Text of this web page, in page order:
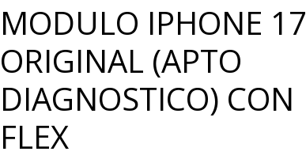
MODULO IPHONE 17
ORIGINAL (APTO
DIAGNOSTICO) CON
FLEX